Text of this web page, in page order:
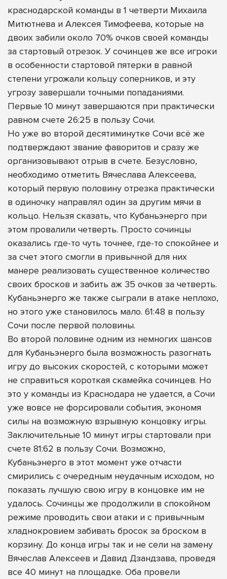
краснодарской команды в 1 четверти Михаила
Митютнева и Алексея Тимофеева, которые на
двоих забили около 70% очков своей команды
за стартовый отрезок. У сочинцев же все игроки
в особенности стартовой пятерки в равной
степени угрожали кольцу соперников, и эту
угрозу завершали точными попаданиями.
Первые 10 минут завершаются при практически
равном счете 26:25 в пользу Сочи.
Но уже во второй десятиминутке Сочи всё же
подтверждают звание фаворитов и сразу же
организовывают отрыв в счете. Безусловно,
необходимо отметить Вячеслава Алексеева,
который первую половину отрезка практически
в одиночку направлял один за другим мячи в
кольцо. Нельзя сказать, что Кубаньэнерго при
этом провалили четверть. Просто сочинцы
оказались где-то чуть точнее, где-то спокойнее и
за счет этого смогли в привычной для них
манере реализовать существенное количество
своих бросков и забить аж 35 очков за четверть.
Кубаньэнерго же также сыграли в атаке неплохо,
но этого уже становилось мало. 61:48 в пользу
Сочи после первой половины.
Во второй половине одним из немногих шансов
для Кубаньэнерго была возможность разогнать
игру до высоких скоростей, с которыми может
не справиться короткая скамейка сочинцев. Но
это у команды из Краснодара не удается, а Сочи
уже вовсе не форсировали события, экономя
силы на возможную взрывную концовку игры.
Заключительные 10 минут игры стартовали при
счете 81:62 в пользу Сочи. Возможно,
Кубаньэнерго в этот момент уже отчасти
смирились с очередным неудачным исходом, но
показать лучшую свою игру в концовке им не
удалось. Сочинцы же продолжили в спокойном
режиме проводить свои атаки и с привычным
хладнокровием забивать бросок за броском в
корзину. До конца игры так и не сели на замену
Вячеслав Алексеев и Давид Дзандзава, проведя
все 40 минут на площадке. Оба провели